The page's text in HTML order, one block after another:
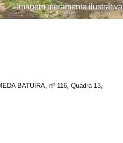
Imagem meramente ilustrativa
BATUIRA, nº 116, Quadra 13,